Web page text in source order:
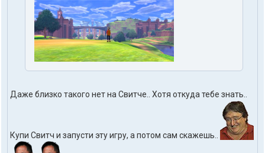
Даже близко такого нет на Свитче.. Хотя откуда тебе знать..
Купи Свитч и запусти эту игру, а потом сам скажешь..